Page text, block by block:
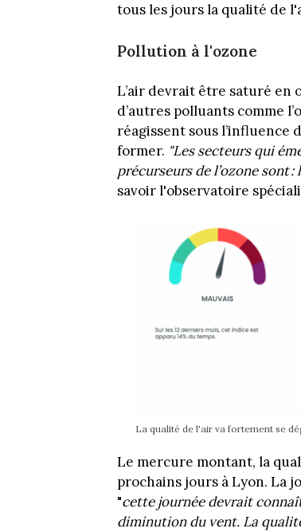
tous les jours la qualité de
Pollution à l'ozone
L’air devrait être saturé en
d’autres polluants comme
réagissent sous l’influence
former. "Les secteurs qui
précurseurs de l’ozone sont
savoir l'observatoire
La qualité de l'air va fortement se
Le mercure montant, la
prochains jours à Lyon. La
"cette journée devrait
diminution du vent. La